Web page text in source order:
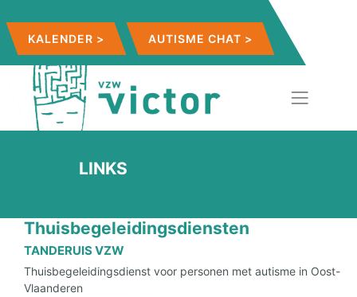
KALENDER > AUTISME CHAT >
LINKS
Thuisbegeleidingsdiensten
TANDERUIS VZW
Thuisbegeleidingsdienst voor personen met autisme in Oost-
Vlaanderen